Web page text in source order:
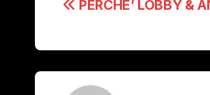
Navigazione
PERCHE’ LOBBY &